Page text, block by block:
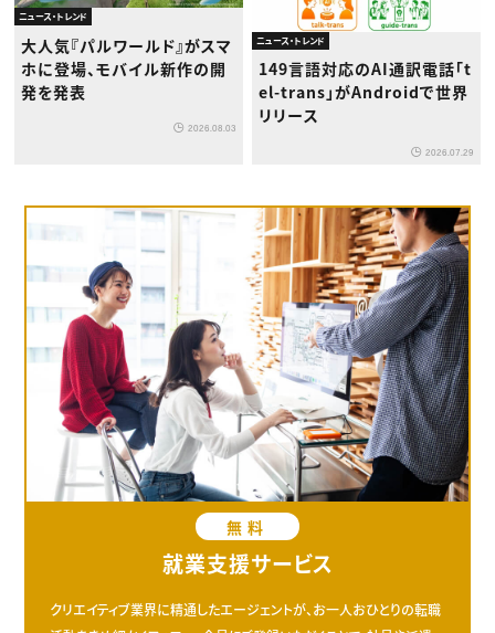
ニュース・トレンド
大人気『パルワールド』がスマ
ホに登場、モバイル新作の開
発を発表
2026.08.03
ニュース・トレンド
149言語対応のAI通訳電話「t
el-trans」がAndroidで世界
リリース
2026.07.29
無料
就業支援サービス
クリエイティブ業界に精通したエージェントが、お一人おひとりの転職